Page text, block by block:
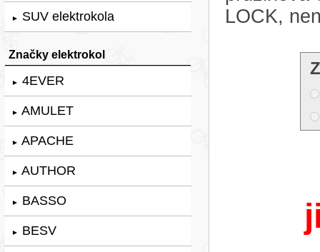
► SUV elektrokola
Značky elektrokol
► 4EVER
► AMULET
► APACHE
► AUTHOR
► BASSO
► BESV
LOCK,